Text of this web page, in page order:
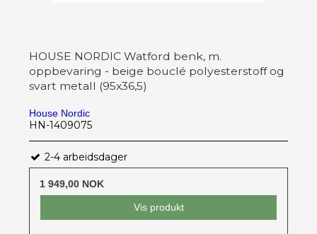
HOUSE NORDIC Watford benk, m.
oppbevaring - beige bouclé polyesterstoff og
svart metall (95x36,5)
House Nordic
HN-1409075
2-4 arbeidsdager
1 949,00 NOK
Vis produkt